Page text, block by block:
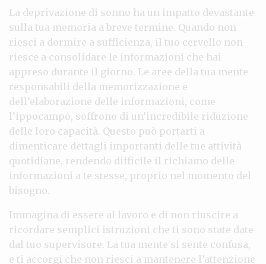
La deprivazione di sonno ha un impatto devastante
sulla tua memoria a breve termine. Quando non
riesci a dormire a sufficienza, il tuo cervello non
riesce a consolidare le informazioni che hai
appreso durante il giorno. Le aree della tua mente
responsabili della memorizzazione e
dell’elaborazione delle informazioni, come
l’ippocampo, soffrono di un’incredibile riduzione
delle loro capacità. Questo può portarti a
dimenticare dettagli importanti delle tue attività
quotidiane, rendendo difficile il richiamo delle
informazioni a te stesse, proprio nel momento del
bisogno.
Immagina di essere al lavoro e di non riuscire a
ricordare semplici istruzioni che ti sono state date
dal tuo supervisore. La tua mente si sente confusa,
e ti accorgi che non riesci a mantenere l’attenzione